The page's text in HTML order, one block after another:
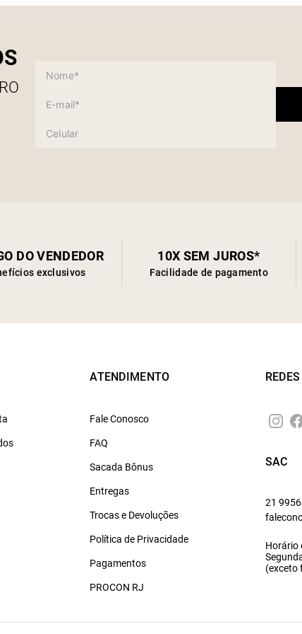
DO VENDEDOR
exclusivos
10X SEM JUROS*
Facilidade de pagamento
ATENDIMENTO
Fale Conosco
FAQ
Sacada Bônus
Entregas
Trocas e Devoluções
Política de Privacidade
Pagamentos
PROCON RJ
SAC
21
Horário
(exceto